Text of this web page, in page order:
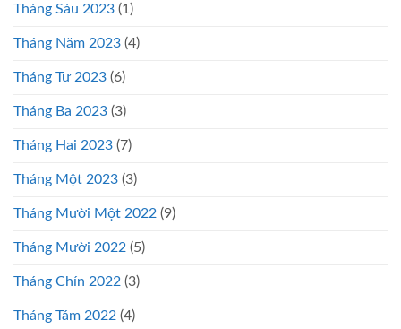
Tháng Sáu 2023 (1)
Tháng Năm 2023 (4)
Tháng Tư 2023 (6)
Tháng Ba 2023 (3)
Tháng Hai 2023 (7)
Tháng Một 2023 (3)
Tháng Mười Một 2022 (9)
Tháng Mười 2022 (5)
Tháng Chín 2022 (3)
Tháng Tám 2022 (4)